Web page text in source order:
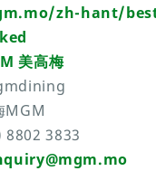
zh-hant/
美高梅
MGM
8802 3833